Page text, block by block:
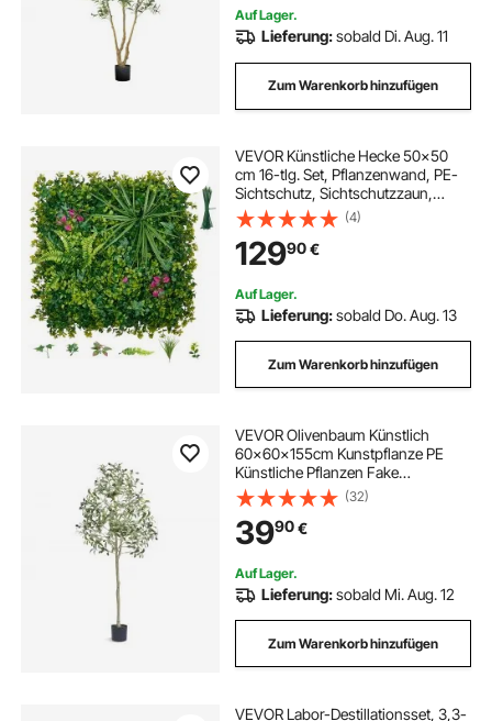
Auf Lager.
Lieferung:sobald Di. Aug. 11
Zum Warenkorb hinzufügen
VEVOR Künstliche Hecke 50x50
cm 16-tlg. Set, Pflanzenwand, PE-
Sichtschutz, Sichtschutzzaun,
Windschutz, Heckenzaun,
Kunstpflanzen Balkonverkleidung
für Hochzeiten, Außengärten,
Hinterhöfe
(4)
12990€
Auf Lager.
Lieferung:sobald Do. Aug. 13
Zum Warenkorb hinzufügen
VEVOR Olivenbaum Künstlich
60x60x155cm Kunstpflanze PE
Künstliche Pflanzen Fake
Plastikpflanzen im Topf Kunstblume
Geruchslos wasserdicht Ideal zur
Dekoration von Schlafzimmer
Arbeitszimmer Wohnzimmer
(32)
3990€
Auf Lager.
Lieferung:sobald Mi. Aug. 12
Zum Warenkorb hinzufügen
VEVOR Labor-Destillationsset, 3,3-